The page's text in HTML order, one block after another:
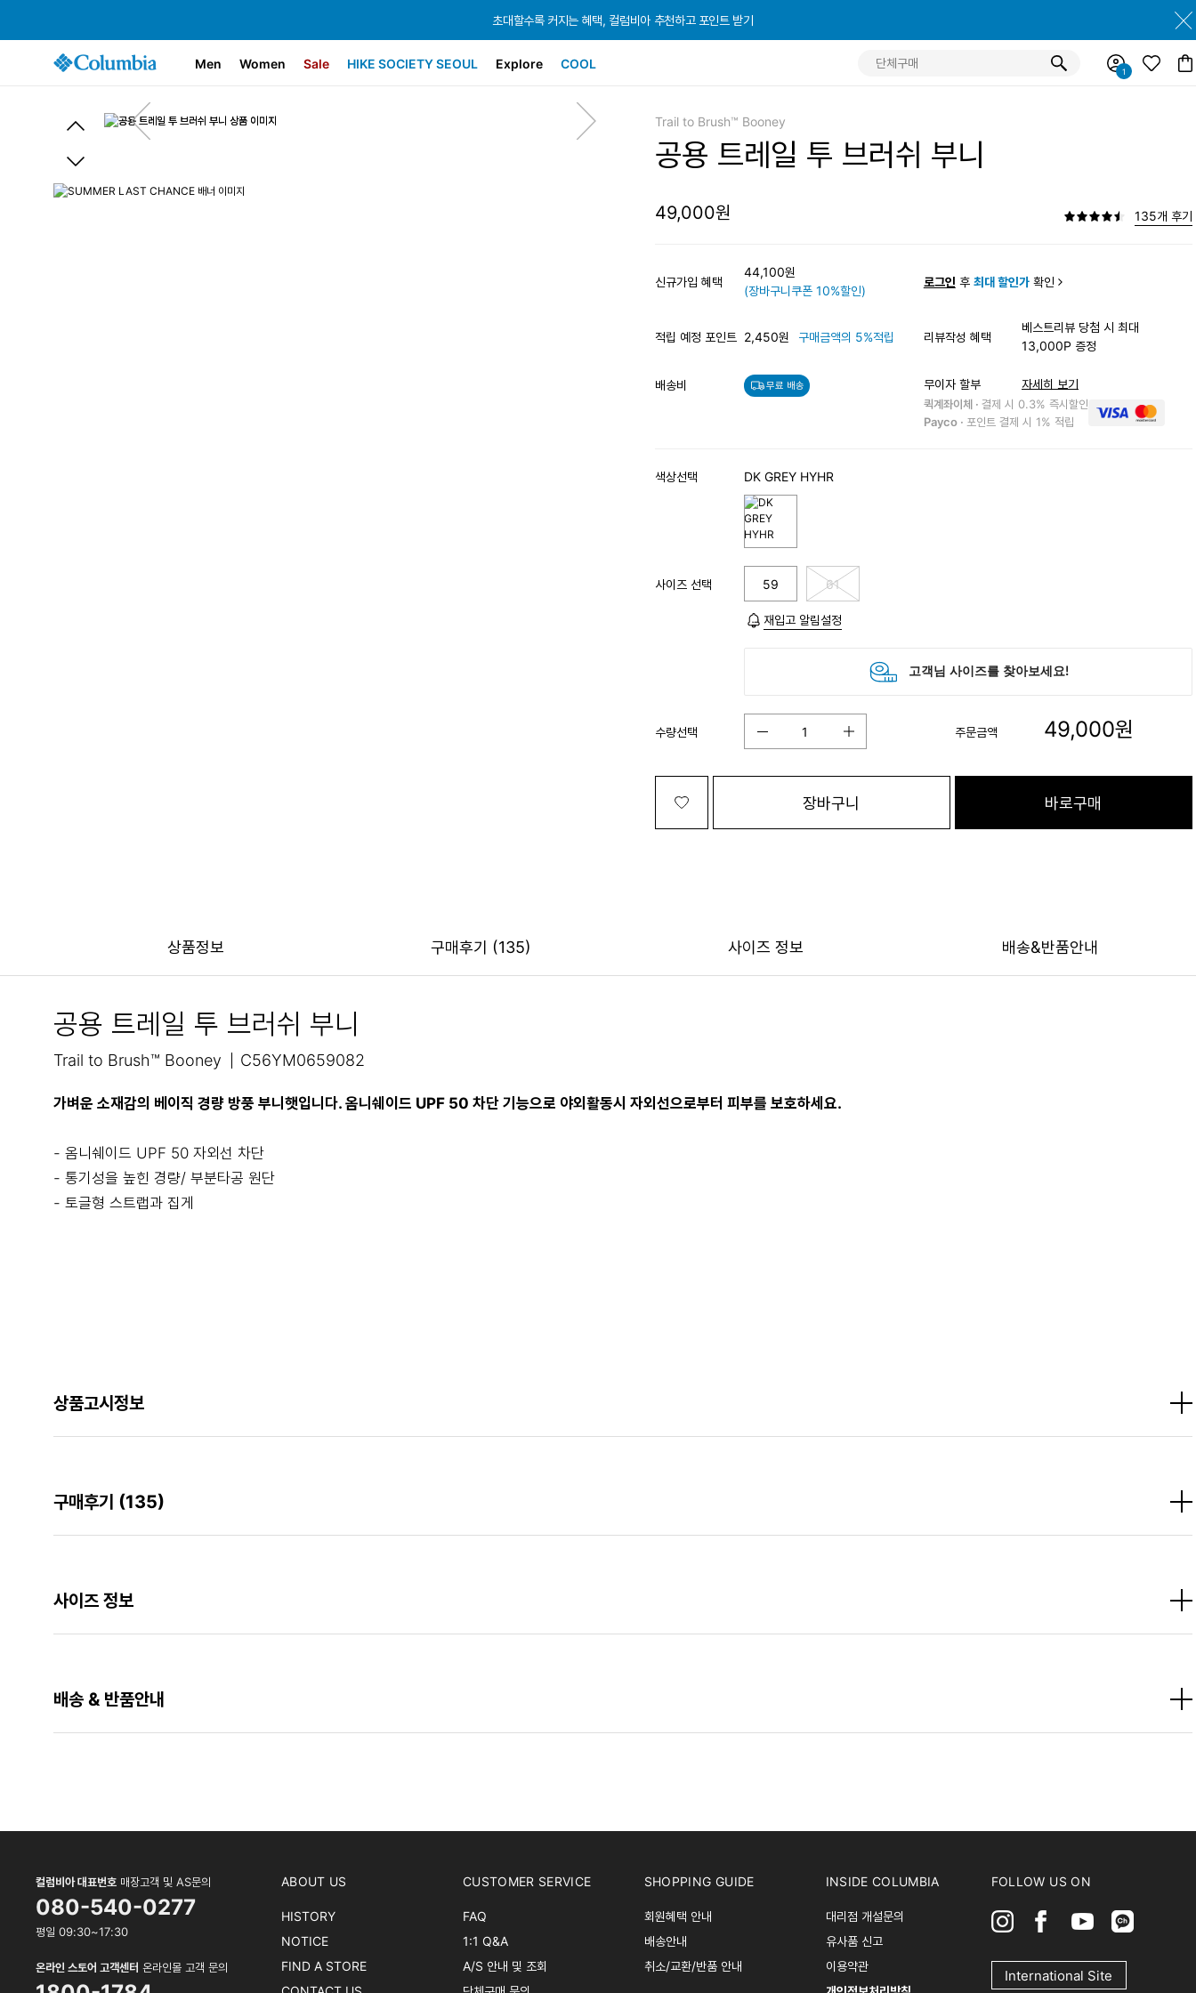
초대할수록 커지는 혜택, 컬럼비아 추천하고 포인트 받기
초대할수록 커지는 혜택, 컬럼비아 추천하고 포인트 받기
초대할수록 커지는 혜택, 컬럼비아 추천하고 포인트 받기
Men Women Sale HIKE SOCIETY SEOUL Explore COOL
Trail to Brush™ Booney
공용 트레일 투 브러쉬 부니
49,000원 135개 후기
신규가입 혜택
44,100원
(장바구니쿠폰 10%할인)
로그인 후 최대 할인가확인
적립 예정 포인트 2,450원 구매금액의 5%적립 리뷰작성 혜택
베스트리뷰 당첨 시 최대
13,000P 증정
배송비 무료 배송 무이자 할부 자세히 보기
퀵계좌이체 · 결제 시 0.3% 즉시할인
Payco · 포인트 결제 시 1% 적립
색상선택 DK GREY HYHR
사이즈 선택 59 61
재입고 알림설정
수량선택 주문금액 49,000원
장바구니 바로구매
상품정보 구매후기 (135) 사이즈 정보 배송&반품안내
공용 트레일 투 브러쉬 부니
Trail to Brush™ Booney C56YM0659082
가벼운 소재감의 베이직 경량 방풍 부니햇입니다. 옴니쉐이드 UPF 50 차단 기능으로 야외활동시 자외선으로부터 피부를 보호하세요.
- 옴니쉐이드 UPF 50 자외선 차단
- 통기성을 높힌 경량/ 부분타공 원단
- 토글형 스트랩과 집게
상품고시정보
구매후기 (135)
사이즈 정보
배송 & 반품안내
컬럼비아 대표번호 매장고객 및 AS문의
080-540-0277
평일 09:30~17:30
온라인 스토어 고객센터 온라인몰 고객 문의
ABOUT US
HISTORY
NOTICE
FIND A STORE
CUSTOMER SERVICE
FAQ
1:1 Q&A
A/S 안내 및 조회
SHOPPING GUIDE
회원혜택 안내
배송안내
취소/교환/반품 안내
INSIDE COLUMBIA
대리점 개설문의
유사품 신고
이용약관
FOLLOW US ON
International Site